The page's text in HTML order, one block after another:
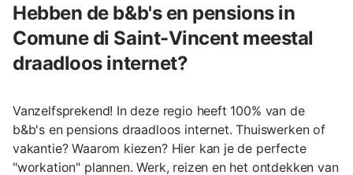
Hebben de b&b's en pensions in
Comune di Saint-Vincent meestal
draadloos internet?
Vanzelfsprekend! In deze regio heeft 100% van de
b&b's en pensions draadloos internet. Thuiswerken of
vakantie? Waarom kiezen? Hier kan je de perfecte
"workation" plannen. Werk, reizen en het ontdekken van